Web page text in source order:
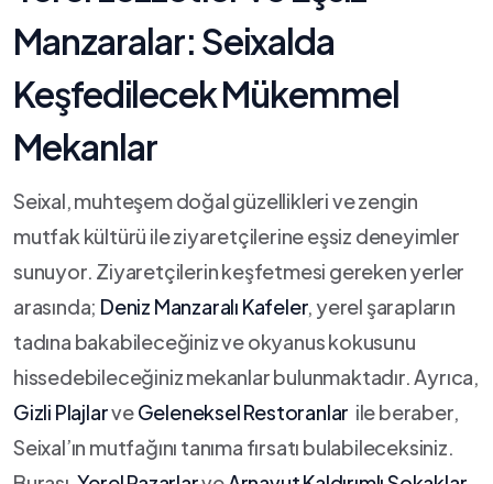
Manzaralar: Seixalda
Keşfedilecek⁢ Mükemmel
Mekanlar
Seixal, muhteşem doğal güzellikleri ve zengin
mutfak kültürü ile ziyaretçilerine‌ eşsiz deneyimler
sunuyor. Ziyaretçilerin keşfetmesi gereken yerler
arasında; Deniz Manzaralı Kafeler, yerel şarapların
tadına bakabileceğiniz ve okyanus kokusunu
hissedebileceğiniz mekanlar bulunmaktadır. ​Ayrıca,‍
Gizli PlajlarveGeleneksel Restoranlar ‍ ile beraber,
Seixal’ın mutfağını tanıma fırsatı bulabileceksiniz.